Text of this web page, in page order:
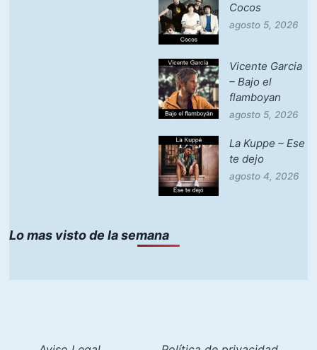
Cocos
agosto 5, 2026
Vicente Garcia
– Bajo el
flamboyan
agosto 5, 2026
La Kuppe – Ese
te dejo
agosto 4, 2026
Lo mas visto de la semana